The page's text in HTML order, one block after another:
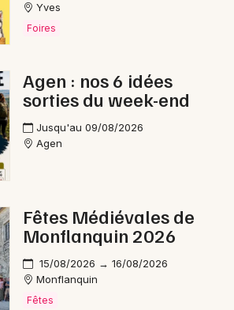
en Lot-et-Garonne
en Aquitaine
en Nouvelle-Aquitaine
sorties
Yves
Foires
Agen : nos 6 idées
sorties du week-end
Jusqu'au 09/08/2026
Agen
Fêtes Médiévales de
Monflanquin 2026
15/08/2026 → 16/08/2026
Monflanquin
Fêtes